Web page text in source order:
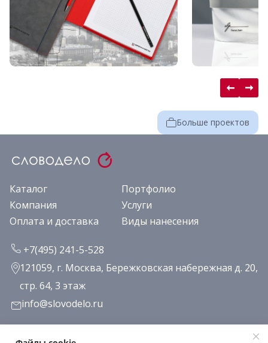
Больше проектов
Каталог
Портфолио
Компания
Услуги
Оплата и доставка
Виды нанесения
+7(495) 241-5-528
121059, г. Москва, Бережковская набережная д. 20,
стр. 64, 3 этаж
info@slovodelo.ru
Заказать звонок